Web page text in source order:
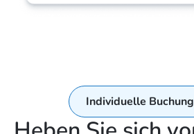
Individuelle